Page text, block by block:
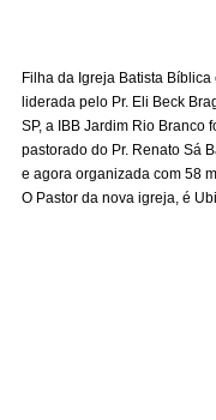
Filha da Igreja Batista
liderada pelo Pr. Eli Beck
SP, a IBB Jardim Rio Branco
pastorado do Pr. Renato Sá
e agora organizada com 58
O Pastor da nova igreja, é